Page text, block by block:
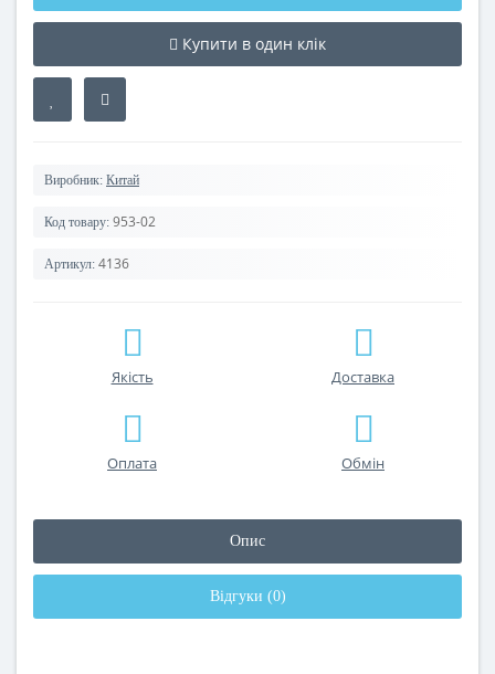
Купити в один клік
Виробник: Китай
Код товару: 953-02
Артикул: 4136
Якість Доставка
Оплата Обмін
Опис
Відгуки (0)